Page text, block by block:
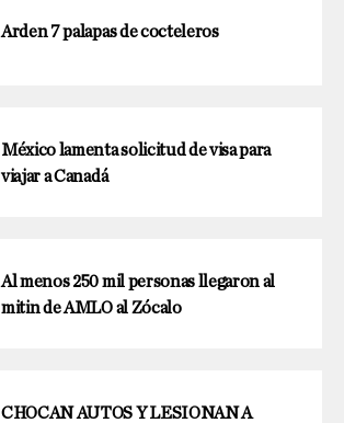
Arden 7 palapas de cocteleros
México lamenta solicitud de visa para
viajar a Canadá
Al menos 250 mil personas llegaron al
mitin de AMLO al Zócalo
CHOCAN AUTOS Y LESIONAN A